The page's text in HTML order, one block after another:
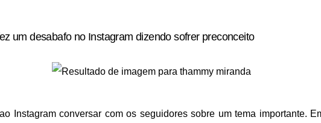
um desabafo no Instagram dizendo sofrer preconceito
Instagram conversar com os seguidores sobre um tema importante.